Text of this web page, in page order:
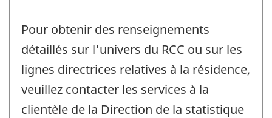
Pour obtenir des renseignements
détaillés sur l'univers du RCC ou sur les
lignes directrices relatives à la résidence,
veuillez contacter les services à la
clientèle de la Direction de la statistique